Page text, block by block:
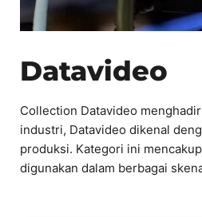
Datavideo
Collection Datavideo
industri, Datavideo dikenal
produksi. Kategori ini
digunakan dalam berbagai